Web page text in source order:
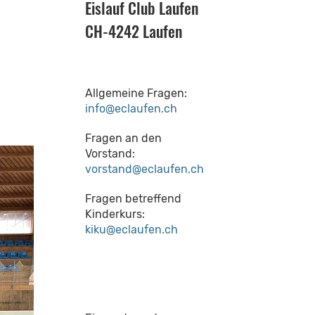
Eislauf Club Laufen
CH-4242 Laufen
Allgemeine Fragen:
info@eclaufen.ch
Fragen an den
Vorstand:
vorstand@eclaufen.ch
Fragen betreffend
Kinderkurs:
kiku@eclaufen.ch